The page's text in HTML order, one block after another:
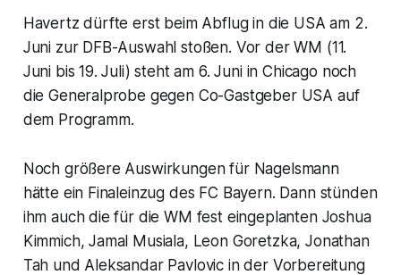
Havertz dürfte erst beim Abflug in die USA am 2.
Juni zur DFB-Auswahl stoßen. Vor der WM (11.
Juni bis 19. Juli) steht am 6. Juni in Chicago noch
die Generalprobe gegen Co-Gastgeber USA auf
dem Programm.
Noch größere Auswirkungen für Nagelsmann
hätte ein Finaleinzug des FC Bayern. Dann stünden
ihm auch die für die WM fest eingeplanten Joshua
Kimmich, Jamal Musiala, Leon Goretzka, Jonathan
Tah und Aleksandar Pavlovic in der Vorbereitung